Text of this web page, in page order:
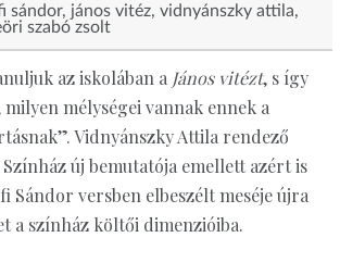
sándor jános vitéz vidnyánszky attila
szabó zsolt
az iskolában a János vitézt, s így
mélységei vannak ennek a
Vidnyánszky Attila rendező
új bemutatója emellett azért is
Sándor versben elbeszélt meséje újra
a színház költői dimenzióiba.